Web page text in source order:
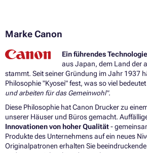
Marke Canon
Ein führendes
aus Japan, dem Land der
stammt. Seit seiner Gründung im Jahr 1937
Philosophie "Kyosei" fest, was so viel
und arbeiten für das Gemeinwohl".
Diese Philosophie hat Canon Drucker zu
unserer Häuser und Büros gemacht.
Innovationen von hoher Qualität-
Produkte des Unternehmens auf ein neues
Originalpatronen erhalten Sie